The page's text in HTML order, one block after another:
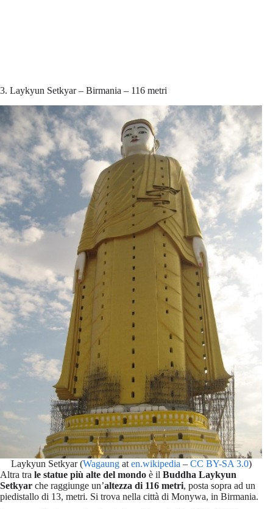
3. Laykyun Setkyar – Birmania – 116 metri
Laykyun Setkyar (Wagaungat en.wikipedia – CC BY-SA 3.0)
Altra tra le statue più alte del mondo è il Buddha Laykyun
Setkyar che raggiunge un’altezza di 116 metri, posta sopra ad un
piedistallo di 13, metri. Si trova nella città di Monywa, in Birmania.